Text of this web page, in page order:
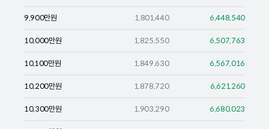
9,900만원 1,801,440 6,448,540
10,000만원 1,825,550 6,507,763
10,100만원 1,849,630 6,567,016
10,200만원 1,878,720 6,621,260
10,300만원 1,903,290 6,680,023